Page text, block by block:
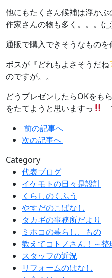
他にもたくさん候補は浮か
作家さんの物も多く。。。
通販で購入できそうなものを
ボスが『どれもよさそうだね
のですが。。
どうプレゼンしたらOKをも
をたてようと思いますっ
前の記事へ
次の記事へ
Category
代表ブログ
イケモトの日々是設計
くらしのくふう
やすだのこばなし
タカギの事務所だより
ミホコの暮らし、もの
教えてコトノさん！～
スタッフの近況
リフォームのはなし